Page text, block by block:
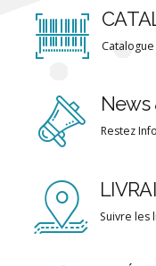
News
Restez
Suivre les